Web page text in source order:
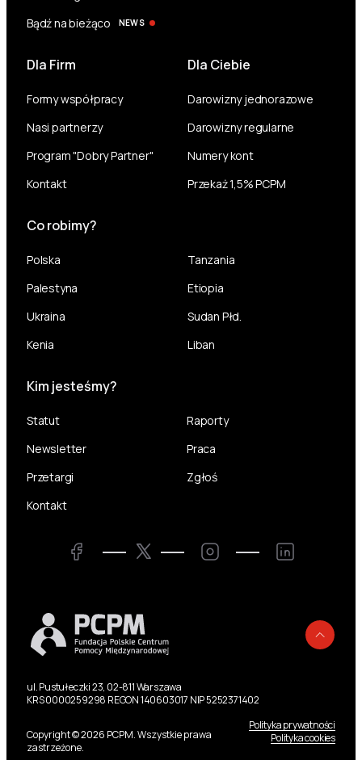
Bądź na bieżąco
NEWS
Dla Firm
Formy współpracy
Nasi partnerzy
Program "Dobry Partner"
Kontakt
Dla Ciebie
Darowizny jednorazowe
Darowizny regularne
Numery kont
Przekaż 1,5% PCPM
Co robimy?
Polska
Palestyna
Ukraina
Kenia
Tanzania
Etiopia
Sudan Płd.
Liban
Kim jesteśmy?
Statut
Raporty
Newsletter
Praca
Przetargi
Zgłoś
Kontakt
Facebook Twitter Instagram LinkedIn
ul. Pustułeczki 23, 02-811 Warszawa
KRS 0000259298 REGON 140603017 NIP 5252371402
Copyright © 2026 PCPM. Wszystkie prawa
zastrzeżone.
Polityka prywatności
Polityka cookies